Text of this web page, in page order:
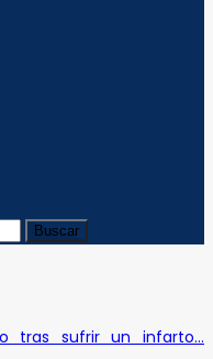
tras sufrir un infarto…